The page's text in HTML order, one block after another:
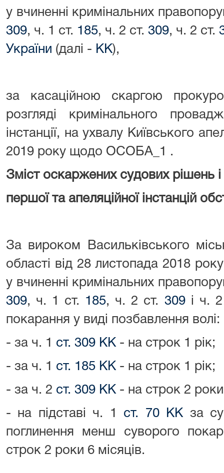
у вчиненні кримінальних
309, ч. 1 ст. 185, ч. 2 ст. 309, ч. 2 ст.
України (далі - КК),
за касаційною скаргою
розгляді кримінального
інстанції, на ухвалу Київського
2019 року щодо ОСОБА_1 .
Зміст оскаржених судових рішень
першої та апеляційної інстанцій
За вироком Васильківського
області від 28 листопада 2018
у вчиненні кримінальних
309, ч. 1 ст. 185, ч. 2 ст. 309і ч.
покарання у виді позбавлення волі:
- за ч. 1 ст. 309 КК- на строк 1 рік;
- за ч. 1 ст. 185 КК- на строк 1 рік;
- за ч. 2 ст. 309 КК- на строк 2
- на підставі ч. 1 ст. 70 ККза
поглинення менш суворого
строк 2 роки 6 місяців.